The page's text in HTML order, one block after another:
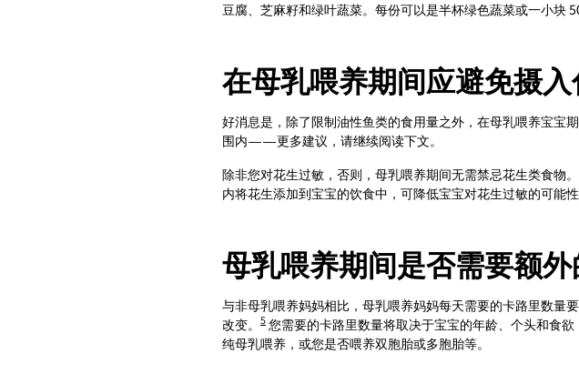
豆腐、芝麻籽和绿叶蔬菜。每份可以是半杯绿色蔬菜或一小块
在母乳喂养期间应避免摄入
好消息是，除了限制油性鱼类的食用量之外，在母乳喂养宝宝
围内——更多建议，请继续阅读下文。
除非您对花生过敏，否则，母乳喂养期间无需禁忌花生类食物
内将花生添加到宝宝的饮食中，可降低宝宝对花生过敏的可能性
母乳喂养期间是否需要额外
与非母乳喂养妈妈相比，母乳喂养妈妈每天需要的卡路里数量
改变。
5 您需要的卡路里数量将取决于宝宝的年龄、个头和食
纯母乳喂养，或您是否喂养双胞胎或多胞胎等。